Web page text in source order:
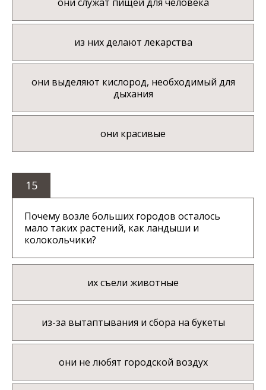
из них делают лекарства
они выделяют кислород, необходимый для
дыхания
они красивые
15
Почему возле больших городов осталось
мало таких растений, как ландыши и
колокольчики?
их съели животные
из-за вытаптывания и сбора на букеты
они не любят городской воздух